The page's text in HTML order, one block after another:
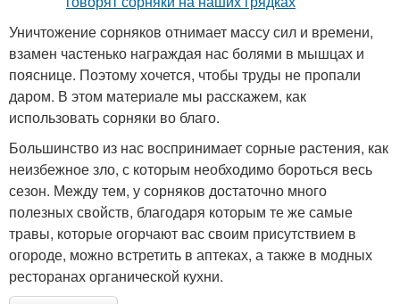
Уничтожение сорняков отнимает массу сил и времени,
взамен частенько награждая нас болями в мышцах и
пояснице. Поэтому хочется, чтобы труды не пропали
даром. В этом материале мы расскажем, как
использовать сорняки во благо.
Большинство из нас воспринимает сорные растения, как
неизбежное зло, с которым необходимо бороться весь
сезон. Между тем, у сорняков достаточно много
полезных свойств, благодаря которым те же самые
травы, которые огорчают вас своим присутствием в
огороде, можно встретить в аптеках, а также в модных
ресторанах органической кухни.